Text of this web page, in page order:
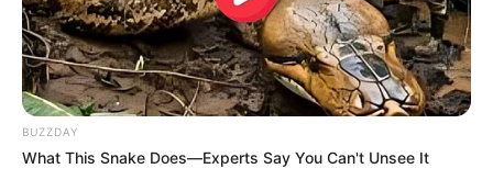
BUZZDAY
What This Snake Does—Experts Say You Can't Unsee It